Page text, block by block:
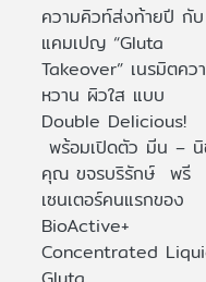
ความคิวท์ส่งท้ายปี กับ
แคมเปญ “Gluta
Takeover” เนรมิตคว
หวาน ผิวใส แบบ
Double Delicious!
พร้อมเปิดตัว มีน –
คุณ ขจรบริรักษ์ พรี
เซนเตอร์คนแรกของ
BioActive+
Concentrated